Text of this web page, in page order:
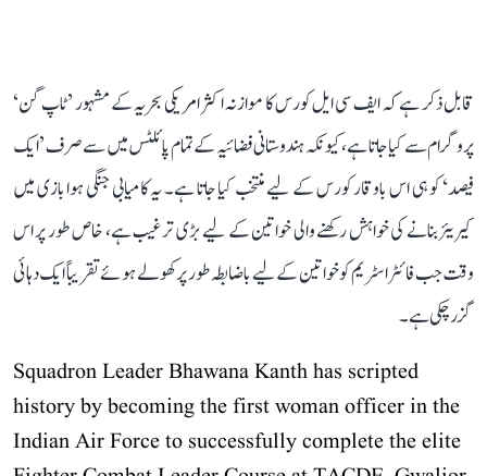
قابل ذکر ہے کہ ایف سی ایل کورس کا موازنہ اکثر امریکی بحریہ کے مشہور ’ٹاپ گن‘
پروگرام سے کیا جاتا ہے، کیونکہ ہندوستانی فضائیہ کے تمام پائلٹس میں سے صرف ’ایک
فیصد‘ کو ہی اس باوقار کورس کے لیے منتخب کیا جاتا ہے۔ یہ کامیابی جنگی ہوا بازی میں
کیریئر بنانے کی خواہش رکھنے والی خواتین کے لیے بڑی ترغیب ہے، خاص طور پر اس
وقت جب فائٹر اسٹریم کو خواتین کے لیے باضابطہ طور پر کھولے ہوئے تقریباً ایک دہائی
گزر چکی ہے۔
Squadron Leader Bhawana Kanth has scripted
history by becoming the first woman officer in the
Indian Air Force to successfully complete the elite